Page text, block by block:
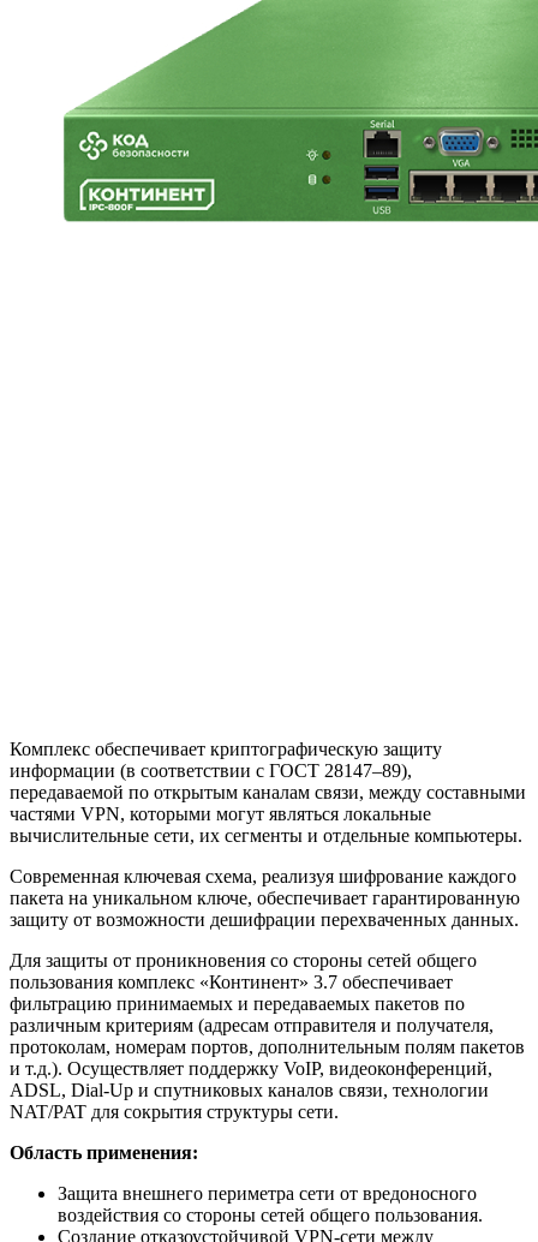
Комплекс обеспечивает криптографическую защиту
информации (в соответствии с ГОСТ 28147–89),
передаваемой по открытым каналам связи, между составными
частями VPN, которыми могут являться локальные
вычислительные сети, их сегменты и отдельные компьютеры.
Современная ключевая схема, реализуя шифрование каждого
пакета на уникальном ключе, обеспечивает гарантированную
защиту от возможности дешифрации перехваченных данных.
Для защиты от проникновения со стороны сетей общего
пользования комплекс «Континент» 3.7 обеспечивает
фильтрацию принимаемых и передаваемых пакетов по
различным критериям (адресам отправителя и получателя,
протоколам, номерам портов, дополнительным полям пакетов
и т.д.). Осуществляет поддержку VoIP, видеоконференций,
ADSL, Dial-Up и спутниковых каналов связи, технологии
NAT/PAT для сокрытия структуры сети.
Область применения:
Защита внешнего периметра сети от вредоносного
воздействия со стороны сетей общего пользования.
Создание отказоустойчивой VPN-сети между